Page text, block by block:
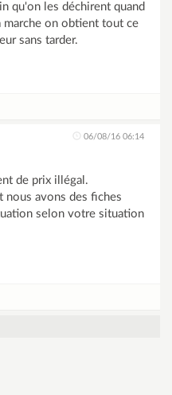
qu'on les déchirent quand
marche on obtient tout ce
sans tarder.
06/08/16 06:14
de prix illégal.
nous avons des fiches
selon votre situation